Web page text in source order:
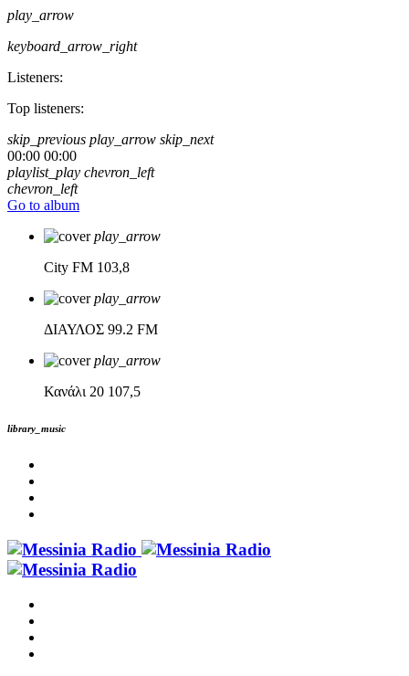
play_arrow
keyboard_arrow_right
Listeners:
Top listeners:
skip_previous play_arrow skip_next
00:00 00:00
playlist_play chevron_left
chevron_left
Go to album
play_arrow
City FM 103,8
play_arrow
ΔΙΑΥΛΟΣ 99.2 FM
play_arrow
Κανάλι 20 107,5
library_music